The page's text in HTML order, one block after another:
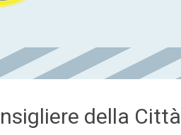
della Città